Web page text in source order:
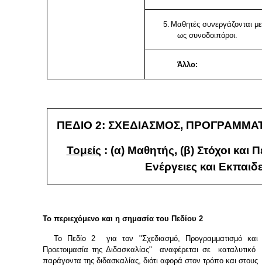
5. Μαθητές συνεργάζονται
ως συνοδοιπόροι.
Άλλο:
ΠΕΔΙΟ 2: ΣΧΕΔΙΑΣΜΟΣ,
Τομείς : (α) Μαθητής, (β) Στόχοι και
Ενέργειες και
Το περιεχόμενο και η σημασία του Πεδίου 2
Το Πεδίο 2 για τον "Σχεδιασμό, Προγραμματισμό και
Προετοιμασία της Διδασκαλίας" αναφέρεται σε καταλυτικό
παράγοντα της διδασκαλίας, διότι αφορά στον τρόπο και στους